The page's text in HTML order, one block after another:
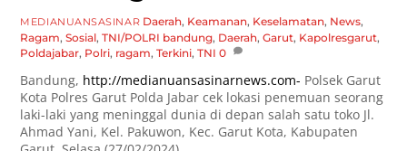
MEDIANUANSASINAR Daerah, Keamanan, Keselamatan, News,
Ragam,Sosial,TNI/POLRI bandung, Daerah,Garut, Kapolresgarut,
Poldajabar, Polri, ragam,Terkini,TNI 0
Bandung, http://medianuansasinarnews.com- Polsek Garut
Kota Polres Garut Polda Jabar cek lokasi penemuan seorang
laki-laki yang meninggal dunia di depan salah satu toko Jl.
Ahmad Yani, Kel. Pakuwon, Kec. Garut Kota, Kabupaten